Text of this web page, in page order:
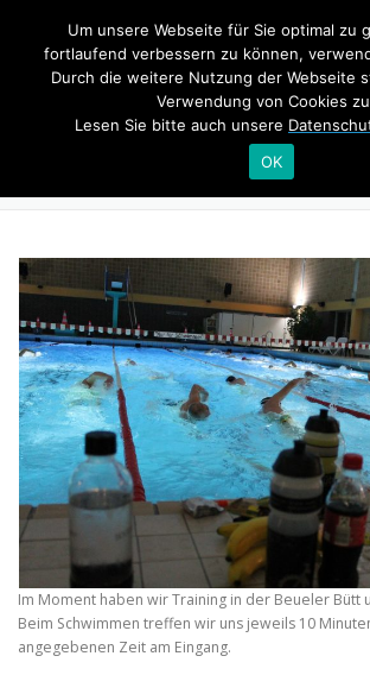
springen
NEWS
INTERNER BEREICH
SCHWIMMTRAINING
Im Moment haben wir Training in der Beueler Bütt
Beim Schwimmen treffen wir uns jeweils 10
angegebenen Zeit am Eingang.
Um unsere Webseite für Sie optimal zu
fortlaufend verbessern zu können,
Durch die weitere Nutzung der Webseite
Verwendung von Cookies
Lesen Sie bitte auch unsere
OK